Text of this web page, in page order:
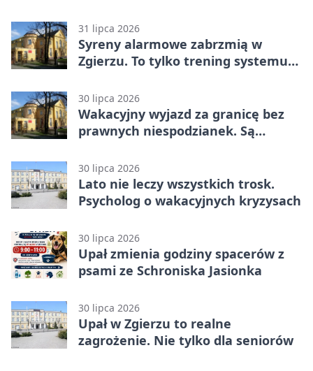
31 lipca 2026
Syreny alarmowe zabrzmią w
Zgierzu. To tylko trening systemu
30 lipca 2026
Wakacyjny wyjazd za granicę bez
prawnych niespodzianek. Są
30 lipca 2026
Lato nie leczy wszystkich trosk.
Psycholog o wakacyjnych kryzysach
30 lipca 2026
Upał zmienia godziny spacerów z
psami ze Schroniska Jasionka
30 lipca 2026
Upał w Zgierzu to realne
zagrożenie. Nie tylko dla seniorów